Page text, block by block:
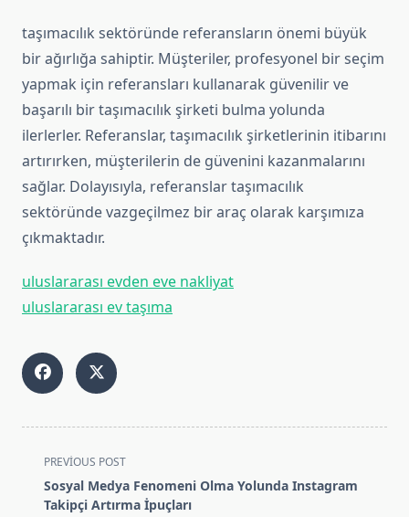
taşımacılık sektöründe referansların önemi büyük
bir ağırlığa sahiptir. Müşteriler, profesyonel bir seçim
yapmak için referansları kullanarak güvenilir ve
başarılı bir taşımacılık şirketi bulma yolunda
ilerlerler. Referanslar, taşımacılık şirketlerinin itibarını
artırırken, müşterilerin de güvenini kazanmalarını
sağlar. Dolayısıyla, referanslar taşımacılık
sektöründe vazgeçilmez bir araç olarak karşımıza
çıkmaktadır.
uluslararası evden eve nakliyat
uluslararası ev taşıma
<span
class="nav-
subtitle
PREVIOUS POST
Sosyal Medya Fenomeni Olma Yolunda Instagram
Takipçi Artırma İpuçları